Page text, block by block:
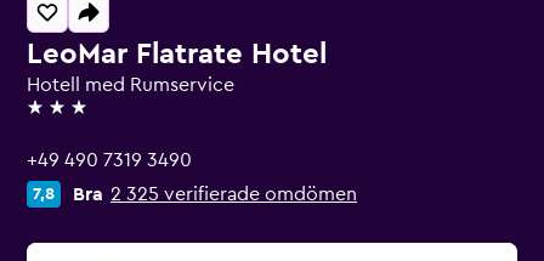
LeoMar Flatrate Hotel
Hotell med Rumservice
3 stjärnor
+49 490 7319 3490
7,8 Bra 2 325 verifierade omdömen